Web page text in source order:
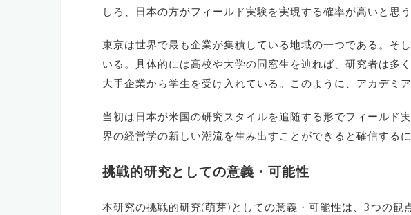
しろ、日本の方がフィールド実験を実現する確率が高いと思
東京は世界で最も企業が集積している地域の一つである。そ
いる。具体的には高校や大学の同窓生を辿れば、研究者は多
大手企業から学生を受け入れている。このように、アカデミ
当初は日本が米国の研究スタイルを追随する形でフィールド
界の経営学の新しい潮流を生み出すことができると確信するに
挑戦的研究としての意義・可能性
本研究の挑戦的研究(萌芽)としての意義・可能性は、3つの観